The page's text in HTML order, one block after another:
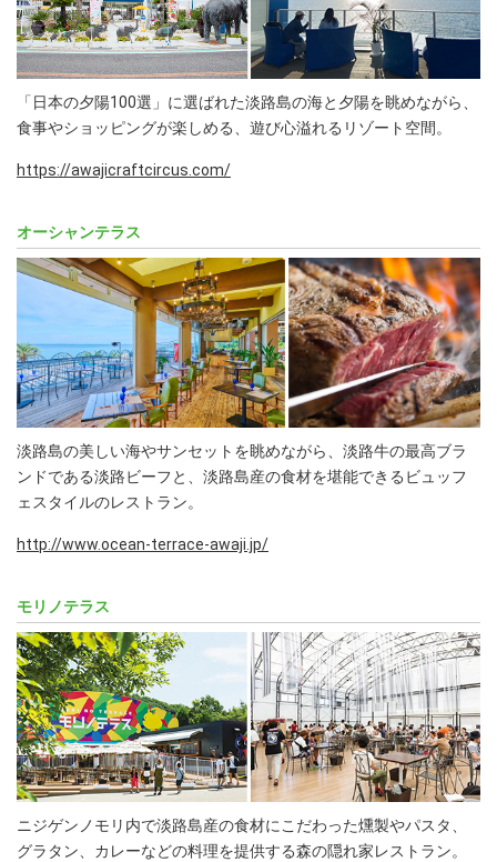
「日本の夕陽100選」に選ばれた淡路島の海と夕陽を眺めながら、
食事やショッピングが楽しめる、遊び心溢れるリゾート空間。
https://awajicraftcircus.com/
オーシャンテラス
淡路島の美しい海やサンセットを眺めながら、淡路牛の最高ブラ
ンドである淡路ビーフと、淡路島産の食材を堪能できるビュッフ
ェスタイルのレストラン。
http://www.ocean-terrace-awaji.jp/
モリノテラス
ニジゲンノモリ内で淡路島産の食材にこだわった燻製やパスタ、
グラタン、カレーなどの料理を提供する森の隠れ家レストラン。